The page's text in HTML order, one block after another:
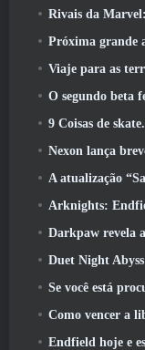
Rivais da
Próxima grande
Viaje para as terras
O segundo beta
9 Coisas de skate.
Nexon lança breve
A atualização “Sandstorm
Arknights:
Darkpaw revela as regras que
Duet Night
Se você está procurando um novo,
Como vencer a
Endfield hoje e